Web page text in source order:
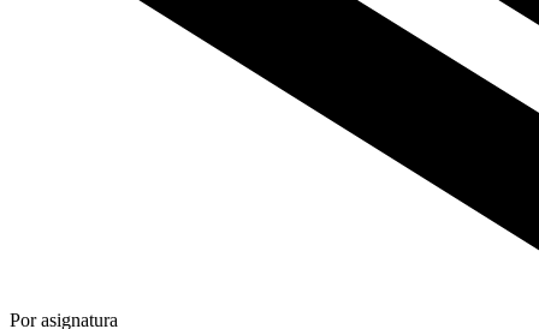
Por asignatura